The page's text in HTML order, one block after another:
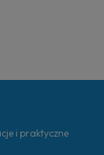
i praktyczne